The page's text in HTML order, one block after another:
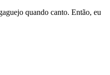
quando canto. Então, eu